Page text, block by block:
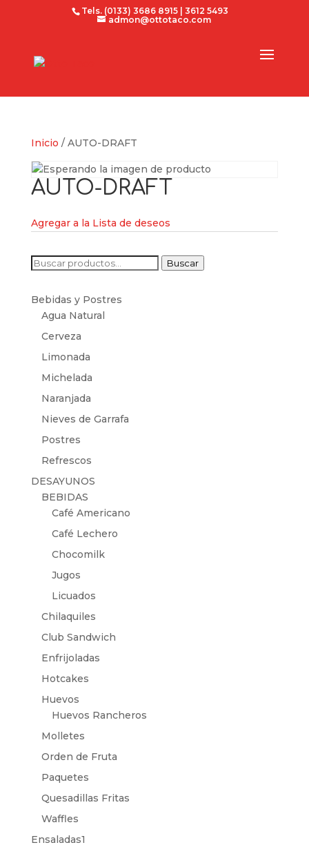
Tels. (0133) 3686 8915 | 3612 5493
admon@ottotaco.com
Inicio / AUTO-DRAFT
AUTO-DRAFT
Agregar a la Lista de deseos
Buscar
Buscar
Bebidas y Postres
Agua Natural
Cerveza
Limonada
Michelada
Naranjada
Nieves de Garrafa
Postres
Refrescos
DESAYUNOS
BEBIDAS
Café Americano
Café Lechero
Chocomilk
Jugos
Licuados
Chilaquiles
Club Sandwich
Enfrijoladas
Hotcakes
Huevos
Huevos Rancheros
Molletes
Orden de Fruta
Paquetes
Quesadillas Fritas
Waffles
Ensaladas1